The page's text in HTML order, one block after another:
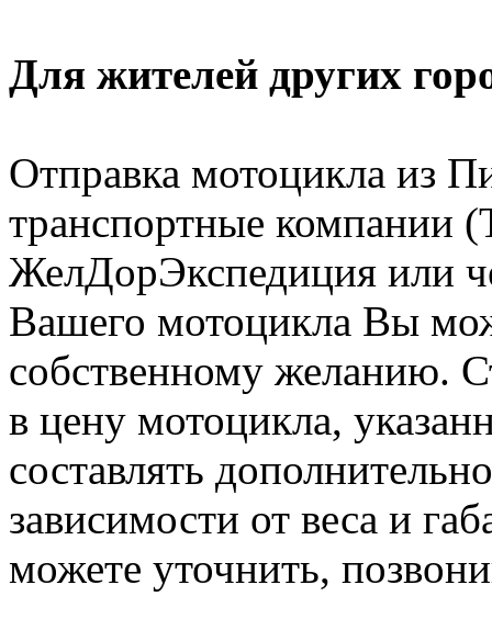
Для жителей других
Отправка мотоцикла из
транспортные компании
ЖелДорЭкспедиция или
Вашего мотоцикла Вы
собственному желанию.
в цену мотоцикла,
составлять
зависимости от веса и
можете уточнить,